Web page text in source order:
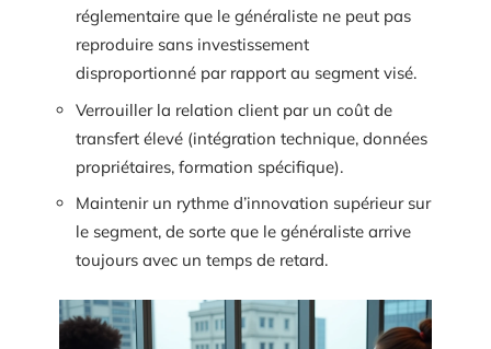
réglementaire que le généraliste ne peut pas
reproduire sans investissement
disproportionné par rapport au segment visé.
Verrouiller la relation client par un coût de
transfert élevé (intégration technique, données
propriétaires, formation spécifique).
Maintenir un rythme d’innovation supérieur sur
le segment, de sorte que le généraliste arrive
toujours avec un temps de retard.